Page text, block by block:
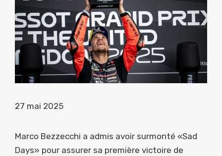
27 mai 2025
Marco Bezzecchi a admis avoir surmonté «Sad
Days» pour assurer sa première victoire de